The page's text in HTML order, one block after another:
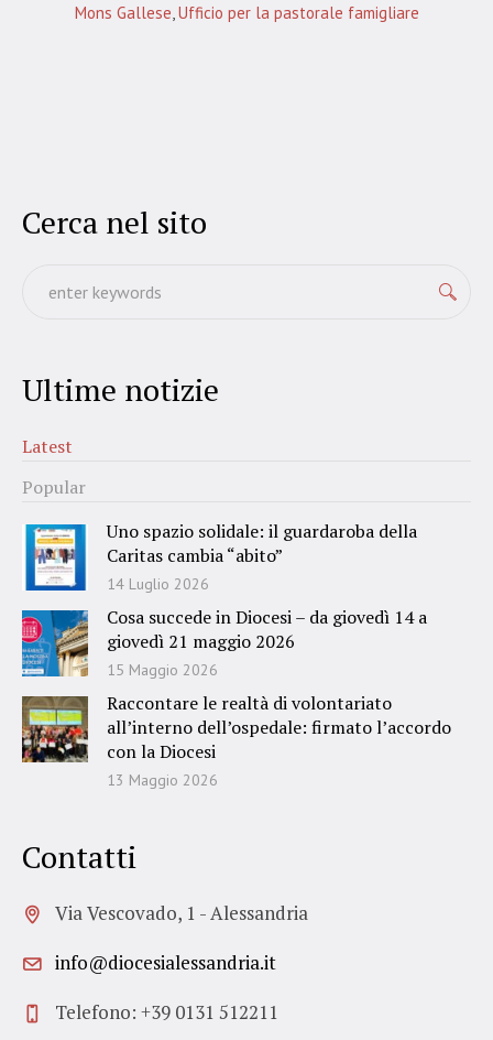
Mons Gallese Ufficio per la pastorale famigliare
Cerca nel sito
Ultime notizie
Latest
Popular
Uno spazio solidale: il guardaroba della
Caritas cambia “abito”
14 Luglio 2026
Cosa succede in Diocesi – da giovedì 14 a
giovedì 21 maggio 2026
15 Maggio 2026
Raccontare le realtà di volontariato
all’interno dell’ospedale: firmato l’accordo
con la Diocesi
13 Maggio 2026
Contatti
Via Vescovado, 1 - Alessandria
info@diocesialessandria.it
Telefono: +39 0131 512211